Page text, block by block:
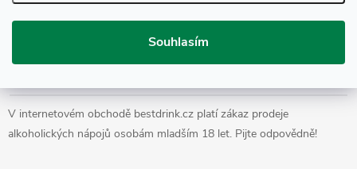
Souhlasím
VŠE O NÁKUPU